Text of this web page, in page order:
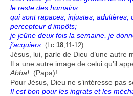
le reste des humains
qui sont rapaces, injustes, adultères,
percepteur d’impôts;
je jeûne deux fois la semaine, je
j’acquiers (Lc 18 ,11-12)
Jésus, lui, parle de Dieu d’une autre
Il a une autre image de celui qu’il
Abba! (Papa)!
Pour Jésus, Dieu ne s’intéresse pas
Il est bon pour les ingrats et les